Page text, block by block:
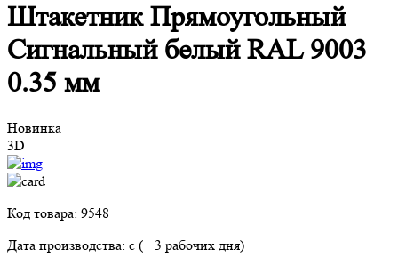
Штакетник Прямоугольный
Сигнальный белый RAL 9003
0.35 мм
Новинка
3D
Код товара: 9548
Дата производства: с (+ 3 рабочих дня)